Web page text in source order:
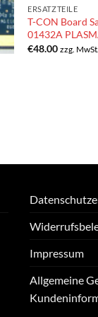
ERSATZTEILE
T-CON Board
01432A
€48.00 zzg. MwSt.
Impressum
Allgemeine